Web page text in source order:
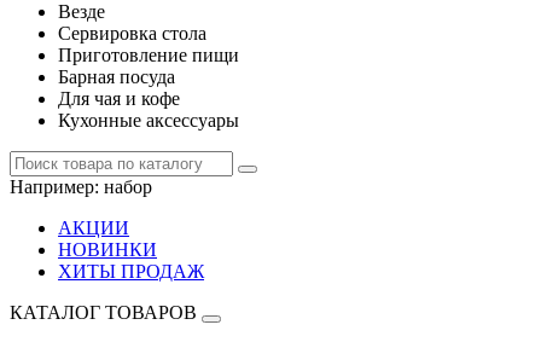
Везде
Сервировка стола
Приготовление пищи
Барная посуда
Для чая и кофе
Кухонные аксессуары
Например: набор
АКЦИИ
НОВИНКИ
ХИТЫ ПРОДАЖ
КАТАЛОГ ТОВАРОВ